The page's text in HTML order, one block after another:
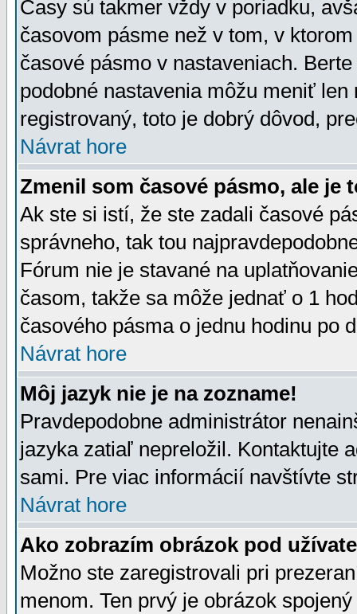
Časy sú takmer vždy v poriadku,
časovom pásme než v tom, v
časové pásmo v nastaveniach.
podobné nastavenia môžu meniť
registrovaný, toto je dobrý dôvod,
Návrat hore
Zmenil som časové pásmo, ale je
Ak ste si istí, že ste zadali časové
správneho, tak tou
Fórum nie je stavané na
časom, takže sa môže jednať o 1
časového pásma o jednu hodinu po
Návrat hore
Môj jazyk nie je na zozname!
Pravdepodobne administrátor
jazyka zatiaľ nepreložil. Kontaktujte
sami. Pre viac informácií navštívte
Návrat hore
Ako zobrazím obrázok pod
Možno ste zaregistrovali pri
menom. Ten prvý je obrázok